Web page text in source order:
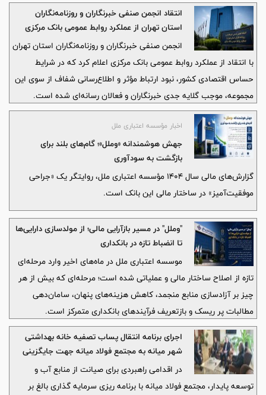
رقم خورد.
انتقاد انجمن صنفی خبرنگاران و روزنامه‌نگاران
استان تهران از عملکرد روابط عمومی بانک مرکزی
انجمن صنفی خبرنگاران و روزنامه‌نگاران استان تهران
با انتقاد از عملکرد روابط عمومی بانک مرکزی اعلام کرد که در شرایط
حساس اقتصادی کشور، نبود ارتباط مؤثر و اطلاع‌رسانی شفاف از سوی این
مجموعه، موجب گلایه جدی خبرنگاران و فعالان رسانه‌ای شده است.
اخبار مؤسسه اعتباری ملل
جهش هوشمندانه «وملل»؛ گام‌های بلند برای
بازگشت به سودآوری
گزارش‌های مالی سال ۱۴۰۴ مؤسسه اعتباری ملل، روایتگر یک «جراحی
موفقیت‌آمیز» در ساختار مالی این بانک است.
"وملل" در مسیر بازآرایی مالی؛ از مولدسازی دارایی‌ها
تا انضباط تازه در بانکداری
موسسه اعتباری ملل در ماه‌های اخیر وارد مرحله‌ای
تازه از اصلاح ساختار مالی و عملیاتی شده است؛ مرحله‌ای که بیش از هر
چیز بر آزادسازی منابع منجمد، کاهش هزینه‌های پنهان، سامان‌دهی
مطالبات پر ریسک و بازتعریف فرآیندهای بانکداری متمرکز است.
اجرای برنامه انتقال پساب تصفیه خانه بهداشتی
شهر میانه به مجتمع فولاد میانه جهت جایگزینی
آب مصرفی در فولاد
در اقدامی راهبردی برای صیانت از منابع آب و
توسعه پایدار، مجتمع فولاد میانه با برنامه ریزی سرمایه گذاری بالغ بر